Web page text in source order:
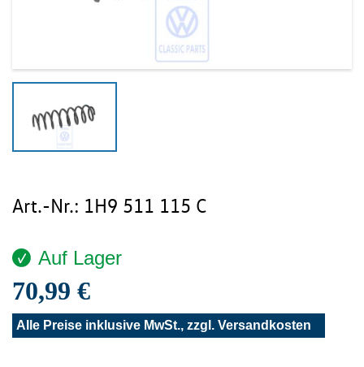
Art.-Nr.: 1H9 511 115 C
Auf Lager
70,99 €
Alle Preise inklusive MwSt., zzgl. Versandkosten